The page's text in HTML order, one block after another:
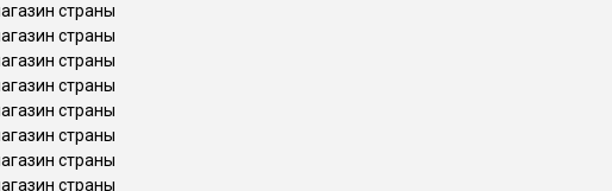
страны
страны
страны
страны
страны
страны
страны
страны